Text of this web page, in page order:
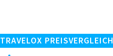
TRAVELOX PREISVERGLEICH